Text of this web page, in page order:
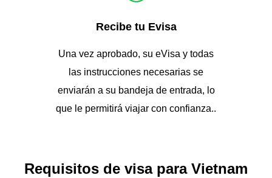
Recibe tu Evisa
Una vez aprobado, su eVisa y todas
las instrucciones necesarias se
enviarán a su bandeja de entrada, lo
que le permitirá viajar con confianza..
Requisitos de visa para Vietnam